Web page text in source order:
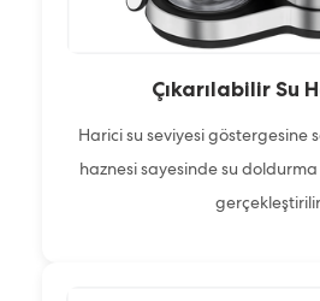
Çıkarılabilir Su
Harici su seviyesi göstergesine
haznesi sayesinde su